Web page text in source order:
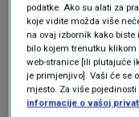
Tek bi u gorju
pljuska.
Za vikend
pljuskove.
podatke. Ako su alati za
koje vidite možda više
na ovaj izbornik kako
bilo kojem trenutku klikom
web-stranice [ili plutajuće
je primjenjivo]. Vaši će se
mjesto. Za više
informacije o vašoj